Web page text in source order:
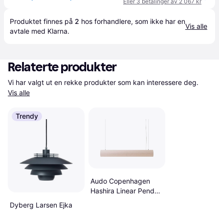
Produktet finnes på 2 hos forhandlere, som ikke har en
avtale med Klarna.
Vis alle
Relaterte produkter
Vis alle
Trendy
Dyberg Larsen Ejka
Audo Copenhagen
Hashira Linear Pendel